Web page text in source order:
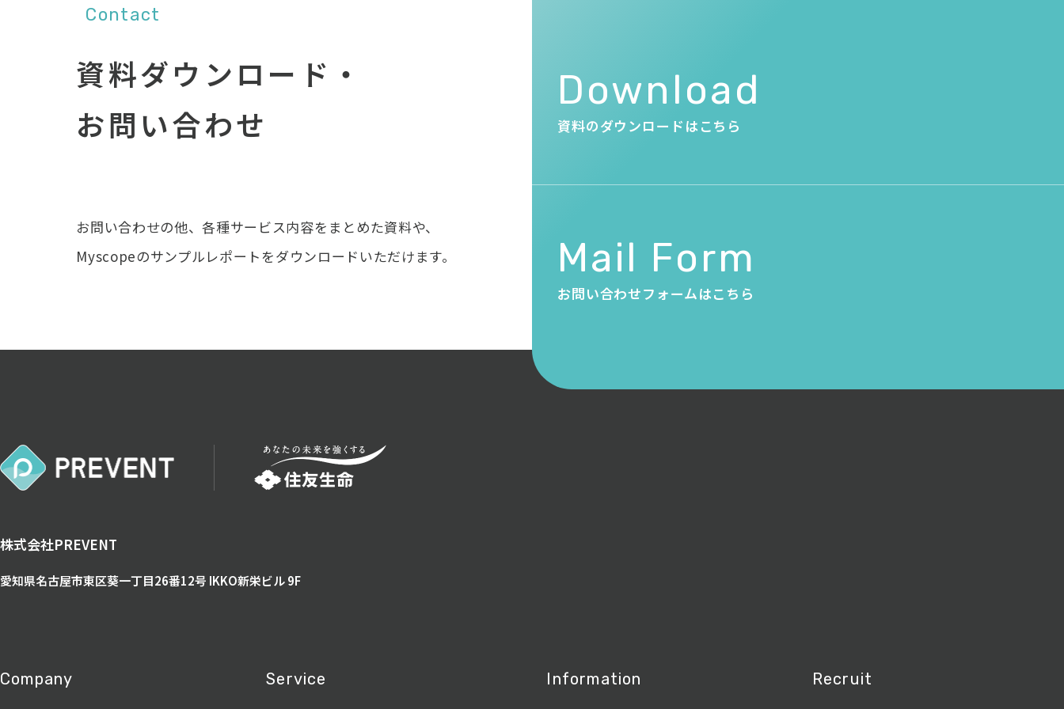
Contact
資料ダウンロード・
お問い合わせ
お問い合わせの他、各種サービス内容をまとめた資料や、
Myscopeのサンプルレポートをダウンロードいただけます。
Download
資料のダウンロードはこちら
Mail Form
お問い合わせフォームはこちら
株式会社PREVENT
愛知県名古屋市東区葵一丁目26番12号 IKKO新栄ビル 9F
Company Service Information Recruit